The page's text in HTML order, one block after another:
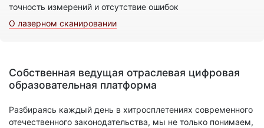
точность измерений и отсутствие ошибок
О лазерном сканировании
Собственная ведущая отраслевая цифровая
образовательная платформа
Разбираясь каждый день в хитросплетениях современного
отечественного законодательства, мы не только понимаем,